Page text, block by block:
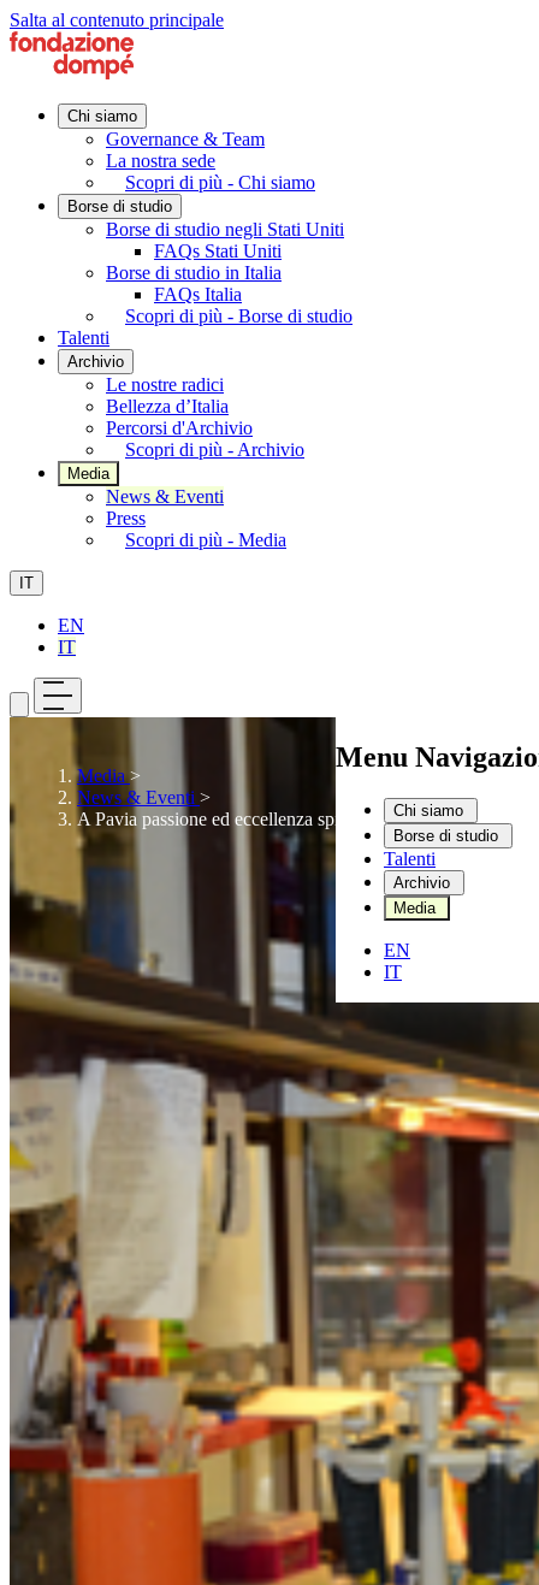
Salta al contenuto principale
Chi siamo
Governance & Team
La nostra sede
Scopri di più - Chi siamo
Borse di studio
Borse di studio negli Stati Uniti
FAQs Stati Uniti
Borse di studio in Italia
FAQs Italia
Scopri di più - Borse di studio
Talenti
Archivio
Le nostre radici
Bellezza d’Italia
Percorsi d'Archivio
Scopri di più - Archivio
Media
News & Eventi
Press
Scopri di più - Media
IT
EN
IT
Menu
Chi siamo
Borse di studio
Talenti
Archivio
Media
EN
IT
Media >
News & Eventi >
A Pavia passione ed eccellenza spingono le life sciences